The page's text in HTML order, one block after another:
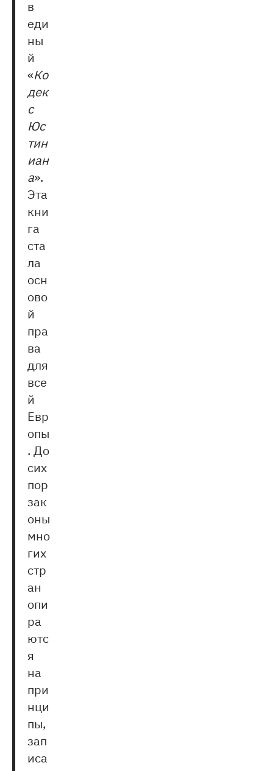
в
еди
ны
й
«Ко
дек
с
Юс
тин
иан
а».
Эта
кни
га
ста
ла
осн
ово
й
пра
ва
для
все
й
Евр
опы
. До
сих
пор
зак
оны
мно
гих
стр
ан
опи
ра
ютс
я
на
при
нци
пы,
зап
иса